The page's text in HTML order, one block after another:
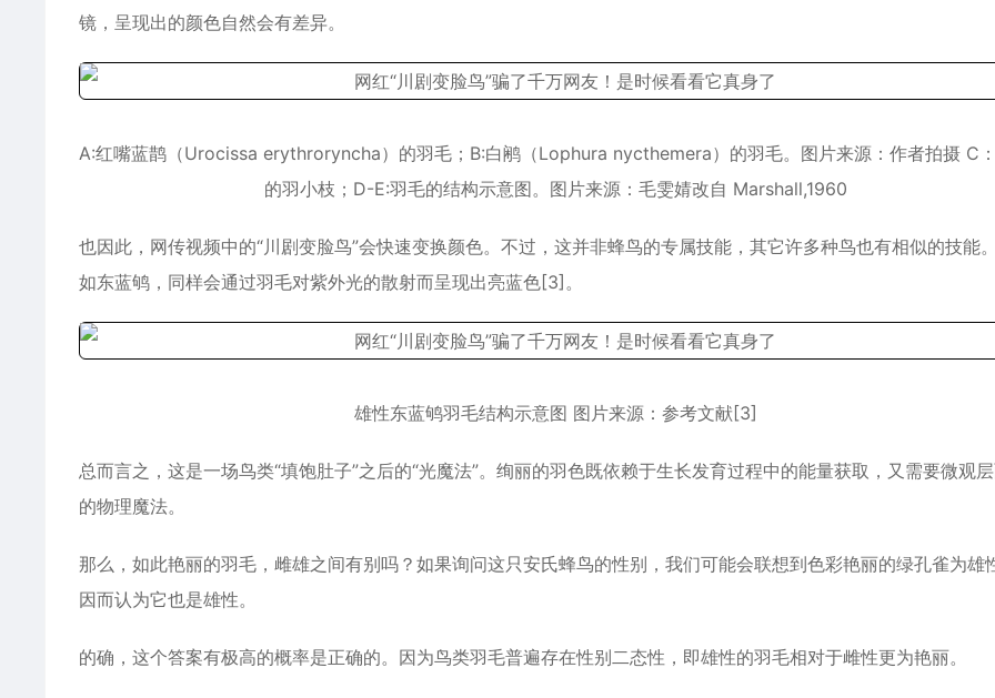
镜，呈现出的颜色自然会有差异。
A:红嘴蓝鹊（Urocissa erythroryncha）的羽毛；B:白鹇（Lophura nycthemera）的羽毛。图片来源：作者拍摄 C
的羽小枝；D-E:羽毛的结构示意图。图片来源：毛雯婧改自 Marshall,1960
也因此，网传视频中的“川剧变脸鸟”会快速变换颜色。不过，这并非蜂鸟的专属技能，其它许多种鸟也有相似的技能
如东蓝鸲，同样会通过羽毛对紫外光的散射而呈现出亮蓝色[3]。
雄性东蓝鸲羽毛结构示意图 图片来源：参考文献[3]
总而言之，这是一场鸟类“填饱肚子”之后的“光魔法”。绚丽的羽色既依赖于生长发育过程中的能量获取，又需要微观
的物理魔法。
那么，如此艳丽的羽毛，雌雄之间有别吗？如果询问这只安氏蜂鸟的性别，我们可能会联想到色彩艳丽的绿孔雀为雄
因而认为它也是雄性。
的确，这个答案有极高的概率是正确的。因为鸟类羽毛普遍存在性别二态性，即雄性的羽毛相对于雌性更为艳丽。